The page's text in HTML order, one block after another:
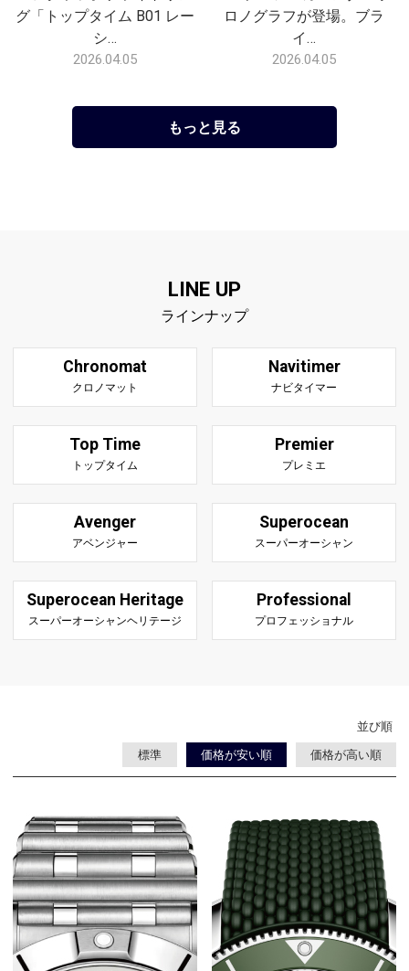
グ「トップタイム B01 レー
シ…
2026.04.05
ロノグラフが登場。ブラ
イ…
2026.04.05
もっと見る
LINE UP
ラインナップ
Chronomat
クロノマット
Navitimer
ナビタイマー
Top Time
トップタイム
Premier
プレミエ
Avenger
アベンジャー
Superocean
スーパーオーシャン
Superocean Heritage
スーパーオーシャンヘリテージ
Professional
プロフェッショナル
並び順
標準 価格が安い順 価格が高い順